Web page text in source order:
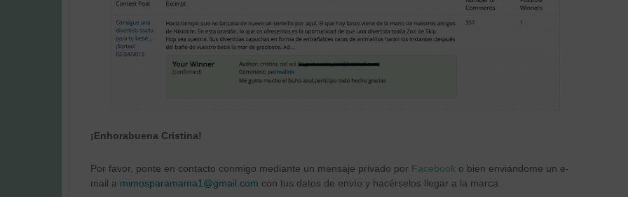
¡Enhorabuena Cristina!
Por favor, ponte en contacto conmigo mediante un mensaje privado por Facebook o bien enviándome un e-
mail a mimosparamama1@gmail.com con tus datos de envío y hacérselos llegar a la marca.